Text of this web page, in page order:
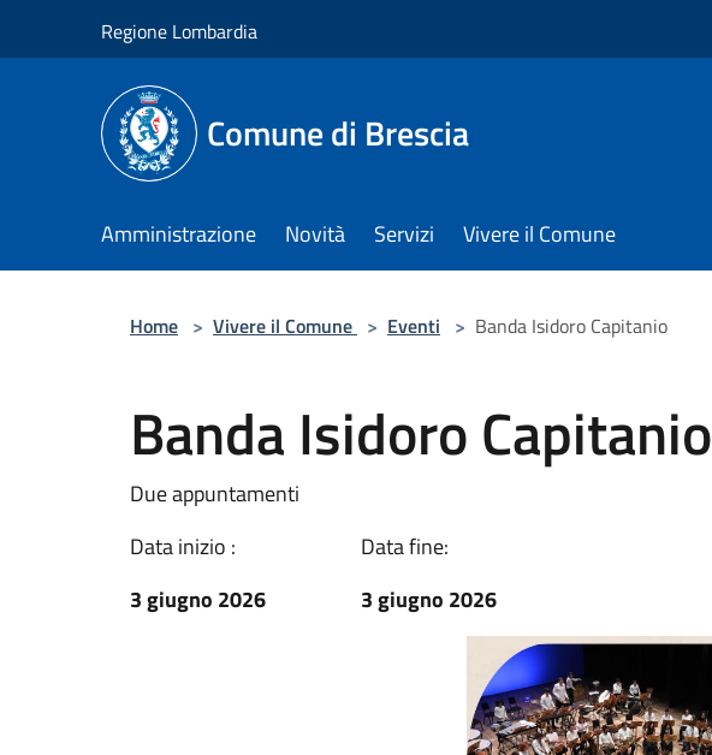
Regione Lombardia
Comune di Brescia
Amministrazione Novità Servizi Vivere il Comune
Home > Vivere il Comune > Eventi > Banda Isidoro Capitanio
Banda Isidoro Capitanio
Due appuntamenti
Data inizio :
3 giugno 2026
Data fine:
3 giugno 2026